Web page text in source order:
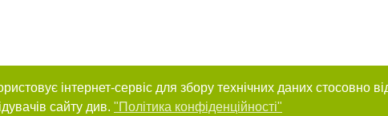
інтернет-сервіс для збору технічних даних стосовно
сайту див. "Політика конфіденційності"